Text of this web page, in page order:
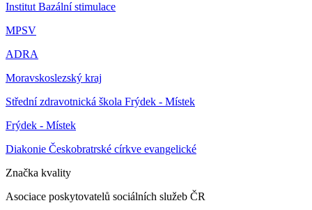
Institut Bazální stimulace
MPSV
ADRA
Moravskoslezský kraj
Střední zdravotnická škola Frýdek - Místek
Frýdek - Místek
Diakonie Českobratrské církve evangelické
Značka kvality
Asociace poskytovatelů sociálních služeb ČR